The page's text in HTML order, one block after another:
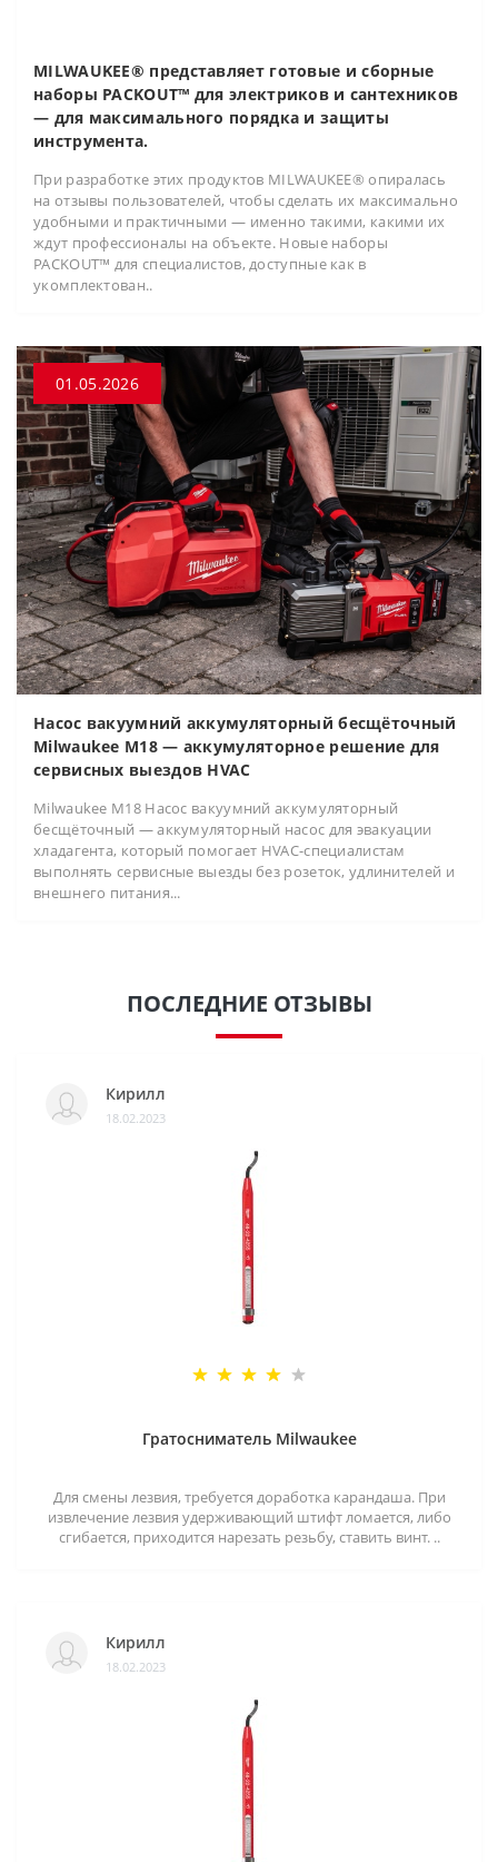
MILWAUKEE® представляет готовые и сборные
наборы PACKOUT™ для электриков и сантехников
— для максимального порядка и защиты
инструмента.
При разработке этих продуктов MILWAUKEE® опиралась
на отзывы пользователей, чтобы сделать их максимально
удобными и практичными — именно такими, какими их
ждут профессионалы на объекте. Новые наборы
PACKOUT™ для специалистов, доступные как в
укомплектован..
01.05.2026
Насос вакуумний аккумуляторный бесщёточный
Milwaukee M18 — аккумуляторное решение для
сервисных выездов HVAC
Milwaukee M18 Насос вакуумний аккумуляторный
бесщёточный — аккумуляторный насос для эвакуации
хладагента, который помогает HVAC-специалистам
выполнять сервисные выезды без розеток, удлинителей и
внешнего питания...
ПОСЛЕДНИЕ ОТЗЫВЫ
Кирилл
18.02.2023
Гратосниматель Milwaukee
Для смены лезвия, требуется доработка карандаша. При
извлечение лезвия удерживающий штифт ломается, либо
сгибается, приходится нарезать резьбу, ставить винт. ..
Кирилл
18.02.2023